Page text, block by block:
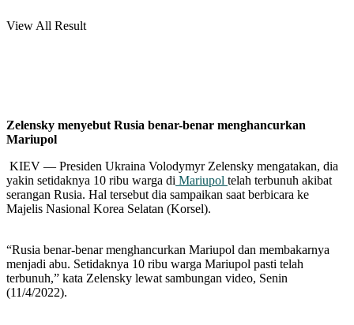
View All Result
Zelensky menyebut Rusia benar-benar menghancurkan
Mariupol
KIEV — Presiden Ukraina Volodymyr Zelensky mengatakan, dia
yakin setidaknya 10 ribu warga di Mariupol telah terbunuh akibat
serangan Rusia. Hal tersebut dia sampaikan saat berbicara ke
Majelis Nasional Korea Selatan (Korsel).
“Rusia benar-benar menghancurkan Mariupol dan membakarnya
menjadi abu. Setidaknya 10 ribu warga Mariupol pasti telah
terbunuh,” kata Zelensky lewat sambungan video, Senin
(11/4/2022).